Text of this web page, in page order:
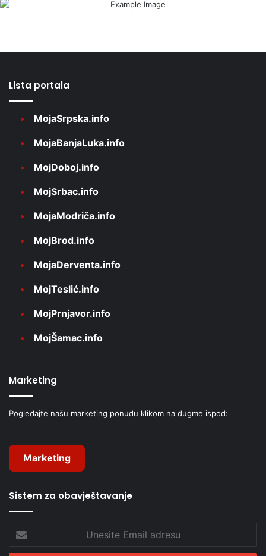
Lista portala
MojaSrpska.info
MojaBanjaLuka.info
MojDoboj.info
MojSrbac.info
MojaModriča.info
MojBrod.info
MojaDerventa.info
MojTeslić.info
MojPrnjavor.info
MojŠamac.info
Marketing
Pogledajte našu marketing ponudu klikom na dugme ispod:
Marketing
Sistem za obavještavanje
Unesite
Email
adresu